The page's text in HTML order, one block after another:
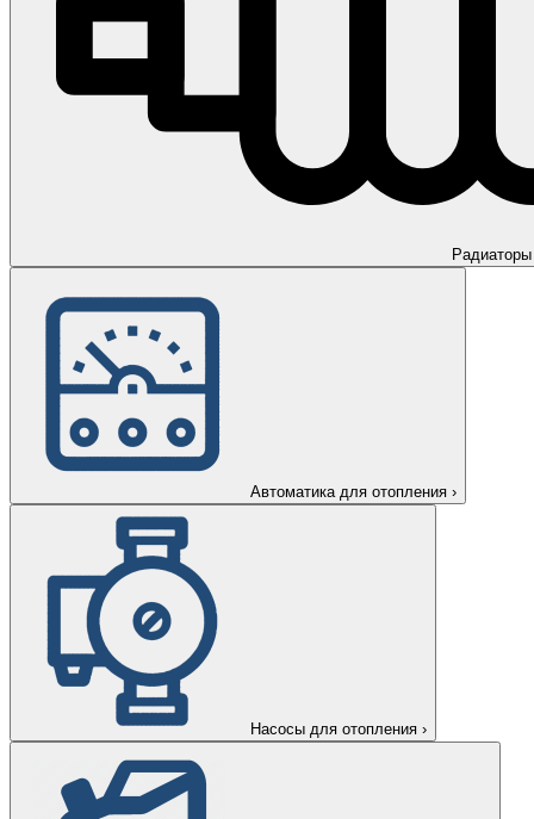
Радиаторы
Автоматика для отопления ›
Насосы для отопления ›